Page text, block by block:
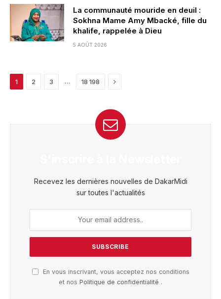
La communauté mouride en deuil :
Sokhna Mame Amy Mbacké, fille du
khalife, rappelée à Dieu
5 AOÛT 2026
1 2 3 … 18 198 Next
Recevez les dernières nouvelles de DakarMidi
sur toutes l'actualités
En vous inscrivant, vous acceptez nos conditions
et nos Politique de confidentialité .